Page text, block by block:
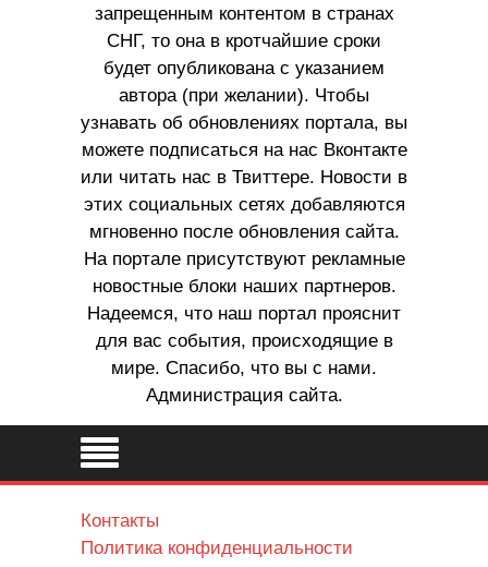
запрещенным контентом в странах
СНГ, то она в кротчайшие сроки
будет опубликована с указанием
автора (при желании). Чтобы
узнавать об обновлениях портала, вы
можете подписаться на нас Вконтакте
или читать нас в Твиттере. Новости в
этих социальных сетях добавляются
мгновенно после обновления сайта.
На портале присутствуют рекламные
новостные блоки наших партнеров.
Надеемся, что наш портал прояснит
для вас события, происходящие в
мире. Спасибо, что вы с нами.
Администрация сайта.
Контакты
Политика конфиденциальности